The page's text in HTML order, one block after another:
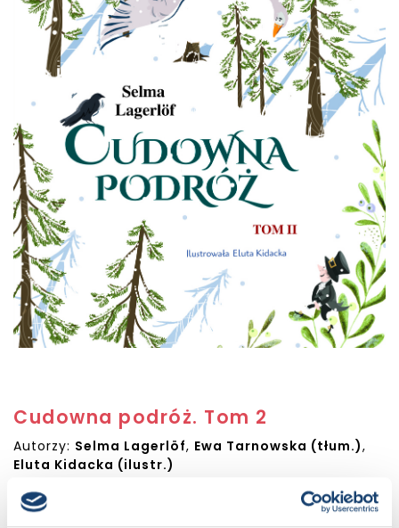
Cudowna podróż. Tom 2
Autorzy: Selma Lagerlöf, Ewa Tarnowska (tłum.),
Eluta Kidacka (ilustr.)
Dostępna: